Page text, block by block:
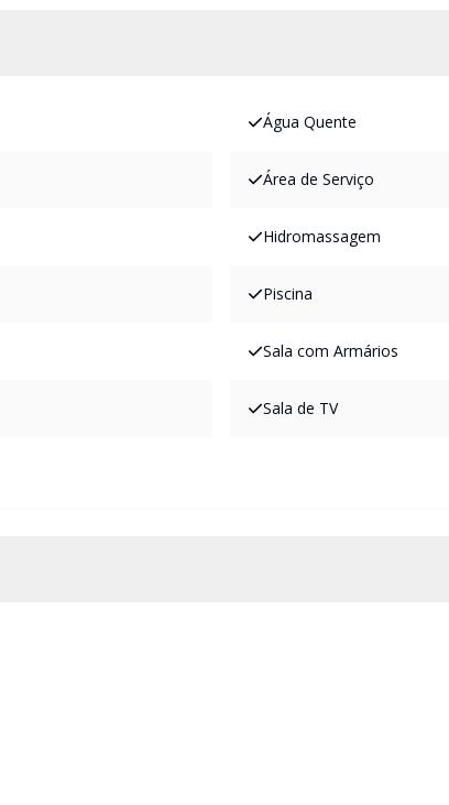
Água Quente
Área de Serviço
Hidromassagem
Piscina
Sala com Armários
Sala de TV